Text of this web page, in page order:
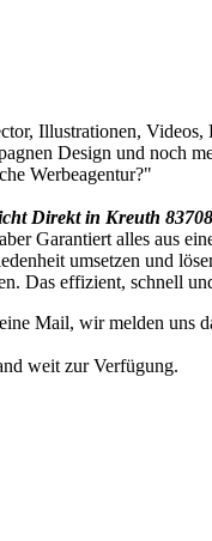
Illustrationen,
Design und noch
Werbeagentur?"
Direkt in Kreuth
Garantiert alles aus
umsetzen und
Das effizient, schnell
Mail, wir melden uns
weit zur Verfügung.